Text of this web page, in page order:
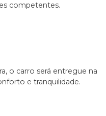
competentes.
o carro será entregue na
e tranquilidade.